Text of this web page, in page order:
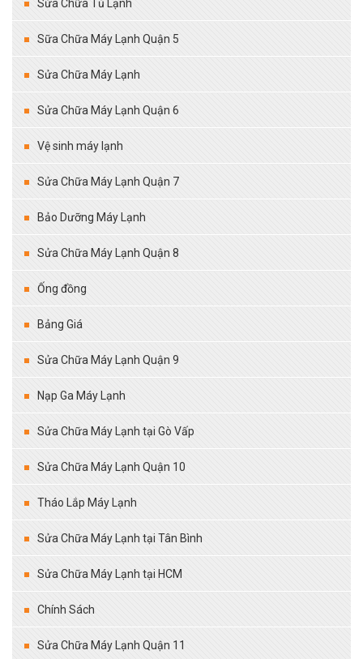
Sửa Chữa Tủ Lạnh
Sữa Chữa Máy Lạnh Quận 5
Sửa Chữa Máy Lạnh
Sửa Chữa Máy Lạnh Quận 6
Vệ sinh máy lạnh
Sửa Chữa Máy Lạnh Quận 7
Bảo Dưỡng Máy Lạnh
Sửa Chữa Máy Lạnh Quận 8
Ống đồng
Bảng Giá
Sửa Chữa Máy Lạnh Quận 9
Nạp Ga Máy Lạnh
Sửa Chữa Máy Lạnh tại Gò Vấp
Sửa Chữa Máy Lạnh Quận 10
Tháo Lắp Máy Lạnh
Sửa Chữa Máy Lạnh tại Tân Bình
Sửa Chữa Máy Lạnh tại HCM
Chính Sách
Sửa Chữa Máy Lạnh Quận 11